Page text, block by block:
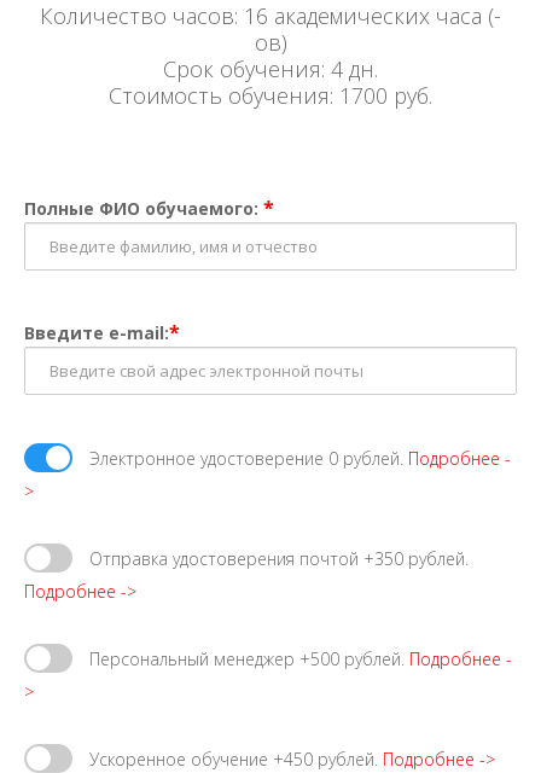
Количество часов: 16 академических часа (-
ов)
Срок обучения: 4 дн.
Стоимость обучения: 1700 руб.
Полные ФИО обучаемого: *
Введите e-mail:*
Электронное удостоверение 0 рублей. Подробнее -
>
Отправка удостоверения почтой +350 рублей.
Подробнее ->
Персональный менеджер +500 рублей. Подробнее -
>
Ускоренное обучение +450 рублей. Подробнее ->